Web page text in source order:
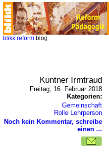
blikk reform blog
Kuntner Irmtraud
Freitag, 16. Februar 2018
Kategorien:
Gemeinschaft
Rolle Lehrperson
Noch kein Kommentar, schreibe
einen ...